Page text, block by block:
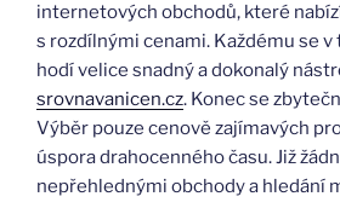
internetových obchodů, které
s rozdílnými cenami. Každému se
hodí velice snadný a dokonalý
srovnavanicen.cz. Konec se
Výběr pouze cenově zajímavých
úspora drahocenného času. Již
nepřehlednými obchody a hledání